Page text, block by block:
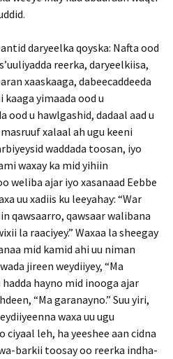
daryeelka qoyska: Nafta ood
reerka, daryeelkiisa,
xaaskaaga, dabeecaddeeda
yimaada ood u
ood u hawlgashid, dadaal aad u
xalaal ah ugu keeni
waddada toosan, iyo
waxay ka mid yihiin
weliba ajar iyo xasanaad Eebbe
uu xadiis ku leeyahay: “War
qawsaarro, qawsaar walibana
la raaciyey.” Waxaa la sheegay
mid kamid ahi uu niman
jireen weydiiyey, “Ma
hayno mid inooga ajar
“Ma garanayno.” Suu yiri,
waxa uu ugu
ciyaal leh, ha yeeshee aan cidna
barkii toosay oo reerka indha-